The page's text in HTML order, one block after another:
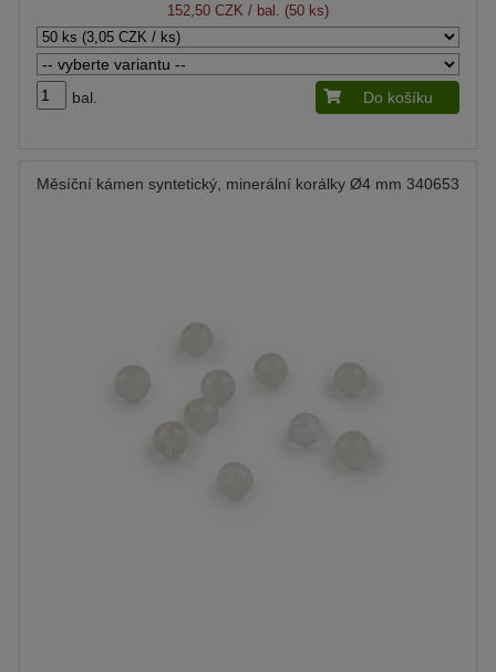
152,50 CZK / bal. (50 ks)
bal. Do košíku
Měsíční kámen syntetický, minerální korálky Ø4 mm 340653